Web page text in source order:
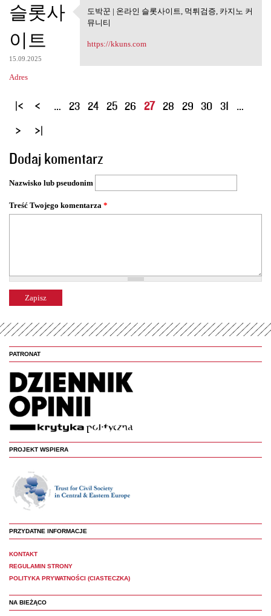
슬롯사
이트
15.09.2025
Adres
도박꾼 | 온라인 슬롯사이트, 먹튀
도박꾼 | 온라인 슬롯사이트, 먹튀검증, 카지노 커
뮤니티
https://kkuns.com
S
o
n
y
… 23 24 25 26 27 28 29 30 31 …
Dodaj komentarz
Nazwisko lub pseudonim
Treść Twojego komentarza *
PATRONAT
PROJEKT WSPIERA
PRZYDATNE INFORMACJE
KONTAKT
REGULAMIN STRONY
POLITYKA PRYWATNOŚCI (CIASTECZKA)
NA BIEŻĄCO